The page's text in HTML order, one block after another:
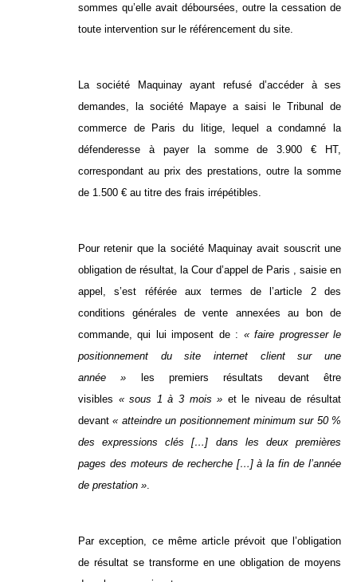
sommes qu’elle avait déboursées, outre la cessation de
toute intervention sur le référencement du site.
La société Maquinay ayant refusé d’accéder à ses
demandes, la société Mapaye a saisi le Tribunal de
commerce de Paris du litige, lequel a condamné la
défenderesse à payer la somme de 3.900 € HT,
correspondant au prix des prestations, outre la somme
de 1.500 € au titre des frais irrépétibles.
Pour retenir que la société Maquinay avait souscrit une
obligation de résultat, la Cour d’appel de Paris , saisie en
appel, s’est référée aux termes de l’article 2 des
conditions générales de vente annexées au bon de
commande, qui lui imposent de : « faire progresser le
positionnement du site internet client sur une
année »
les premiers résultats devant être
visibles « sous 1 à 3 mois » et le niveau de résultat
devant « atteindre un positionnement minimum sur 50 %
des expressions clés […] dans les deux premières
pages des moteurs de recherche […] à la fin de l’année
de prestation ».
Par exception, ce même article prévoit que l’obligation
de résultat se transforme en une obligation de moyens